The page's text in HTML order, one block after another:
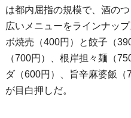
は都内屈指の規模で、酒の
広いメニューをラインナッ
ボ焼売（400円）と餃子（
（700円）、根岸担々麺（
ダ（600円）、旨辛麻婆飯
が目白押しだ。